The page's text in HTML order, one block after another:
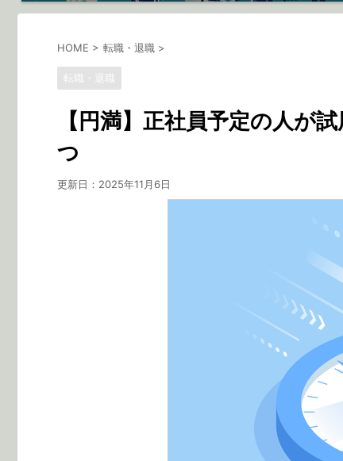
HOME > 転職・退職 >
転職・退職
【円満】正社員予定の人が
つ
更新日： 2025年11月6日